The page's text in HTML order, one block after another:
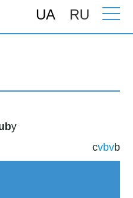
UA RU
Програми для бізнесу> TEST
y
cvbvb